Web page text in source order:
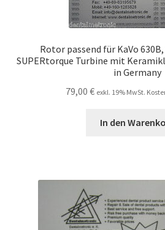
Rotor passend für KaVo 630B,
SUPERtorque Turbine mit
in Germany
79,00 € exkl. 19% MwSt.
In den